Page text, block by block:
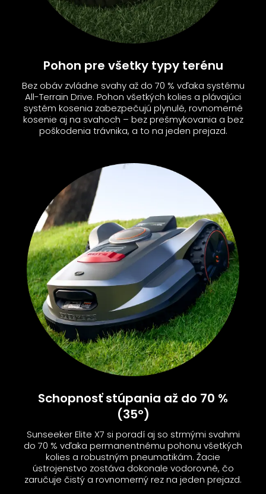
Pohon pre všetky typy terénu
Bez obáv zvládne svahy až do 70 % vďaka systému
All-Terrain Drive. Pohon všetkých kolies a plávajúci
systém kosenia zabezpečujú plynulé, rovnomerné
kosenie aj na svahoch – bez prešmykovania a bez
poškodenia trávnika, a to na jeden prejazd.
Schopnosť stúpania až do 70 %
(35°)
Sunseeker Elite X7 si poradí aj so strmými svahmi
do 70 % vďaka permanentnému pohonu všetkých
kolies a robustným pneumatikám. Žacie
ústrojenstvo zostáva dokonale vodorovné, čo
zaručuje čistý a rovnomerný rez na jeden prejazd.